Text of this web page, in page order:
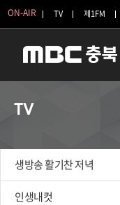
ON-AIR TV 제1FM
TV
생방송 활기찬 저녁
인생내컷